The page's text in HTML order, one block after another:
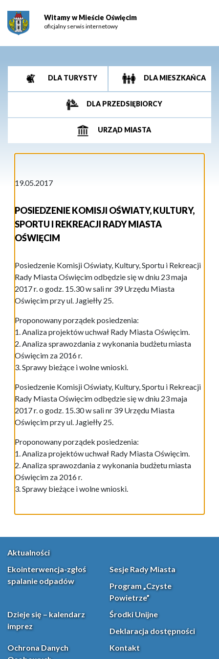
Witamy w Mieście Oświęcim
oficjalny serwis internetowy
DLA TURYSTY DLA MIESZKAŃCA
DLA PRZEDSIĘBIORCY
URZĄD MIASTA
19.05.2017
POSIEDZENIE KOMISJI OŚWIATY, KULTURY,
SPORTU I REKREACJI RADY MIASTA
OŚWIĘCIM
Posiedzenie Komisji Oświaty, Kultury, Sportu i Rekreacji
Rady Miasta Oświęcim odbędzie się w dniu 23 maja
2017 r. o godz. 15.30 w sali nr 39 Urzędu Miasta
Oświęcim przy ul. Jagiełły 25.
Proponowany porządek posiedzenia:
1. Analiza projektów uchwał Rady Miasta Oświęcim.
2. Analiza sprawozdania z wykonania budżetu miasta
Oświęcim za 2016 r.
3. Sprawy bieżące i wolne wnioski.
Posiedzenie Komisji Oświaty, Kultury, Sportu i Rekreacji
Rady Miasta Oświęcim odbędzie się w dniu 23 maja
2017 r. o godz. 15.30 w sali nr 39 Urzędu Miasta
Oświęcim przy ul. Jagiełły 25.
Proponowany porządek posiedzenia:
1. Analiza projektów uchwał Rady Miasta Oświęcim.
2. Analiza sprawozdania z wykonania budżetu miasta
Oświęcim za 2016 r.
3. Sprawy bieżące i wolne wnioski.
Aktualności
Ekointerwencja-zgłoś
spalanie odpadów
Sesje Rady Miasta
Program „Czyste
Powietrze”
Dzieje się – kalendarz
imprez
Środki Unijne
Deklaracja dostępności
Ochrona Danych
Kontakt